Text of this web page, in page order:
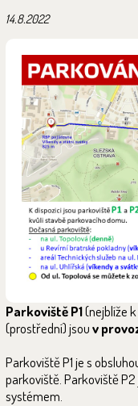
14.8.2022
Parkoviště P1(nejblíže
(prostřední) jsouv
Parkoviště P1 je s
parkoviště. Parkoviště
systémem.